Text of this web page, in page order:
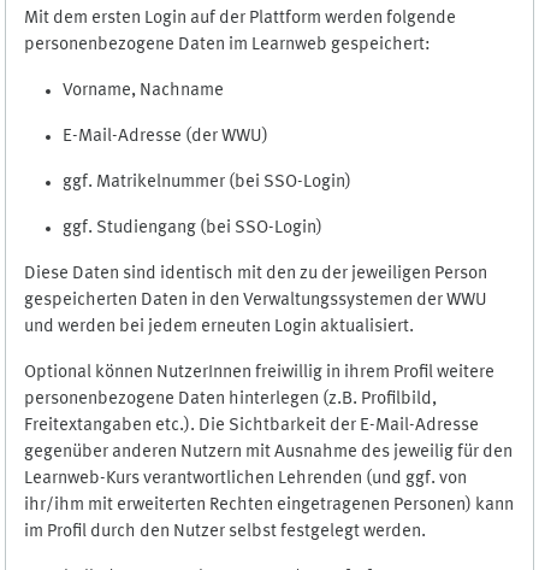
Mit dem ersten Login auf der Plattform werden folgende
personenbezogene Daten im Learnweb gespeichert:
Vorname, Nachname
E-Mail-Adresse (der WWU)
ggf. Matrikelnummer (bei SSO-Login)
ggf. Studiengang (bei SSO-Login)
Diese Daten sind identisch mit den zu der jeweiligen Person
gespeicherten Daten in den Verwaltungssystemen der WWU
und werden bei jedem erneuten Login aktualisiert.
Optional können NutzerInnen freiwillig in ihrem Profil weitere
personenbezogene Daten hinterlegen (z.B. Profilbild,
Freitextangaben etc.). Die Sichtbarkeit der E-Mail-Adresse
gegenüber anderen Nutzern mit Ausnahme des jeweilig für den
Learnweb-Kurs verantwortlichen Lehrenden (und ggf. von
ihr/ihm mit erweiterten Rechten eingetragenen Personen) kann
im Profil durch den Nutzer selbst festgelegt werden.